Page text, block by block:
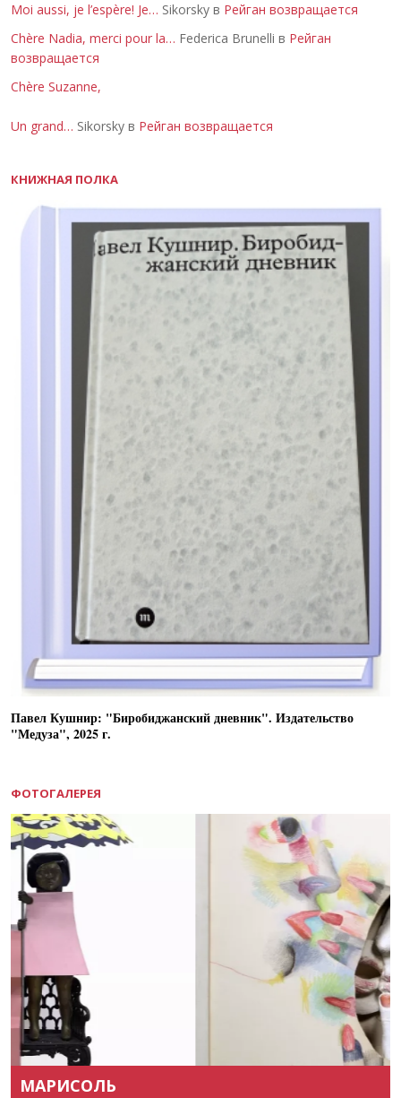
Moi aussi, je l’espère! Je… Sikorsky в Рейган возвращается
Chère Nadia, merci pour la… Federica Brunelli в Рейган
возвращается
Chère Suzanne,
Un grand… Sikorsky в Рейган возвращается
КНИЖНАЯ ПОЛКА
Павел Кушнир: "Биробиджанский дневник". Издательство
"Медуза", 2025 г.
ФОТОГАЛЕРЕЯ
МАРИСОЛЬ